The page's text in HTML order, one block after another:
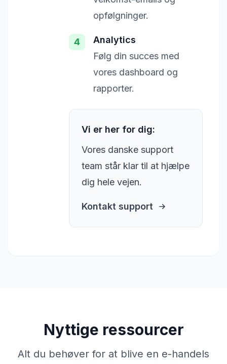
opfølgninger.
4
Analytics
Følg din succes med
vores dashboard og
rapporter.
Vi er her for dig:
Vores danske support
team står klar til at hjælpe
dig hele vejen.
Kontakt support
Nyttige ressourcer
Alt du behøver for at blive en e-handels